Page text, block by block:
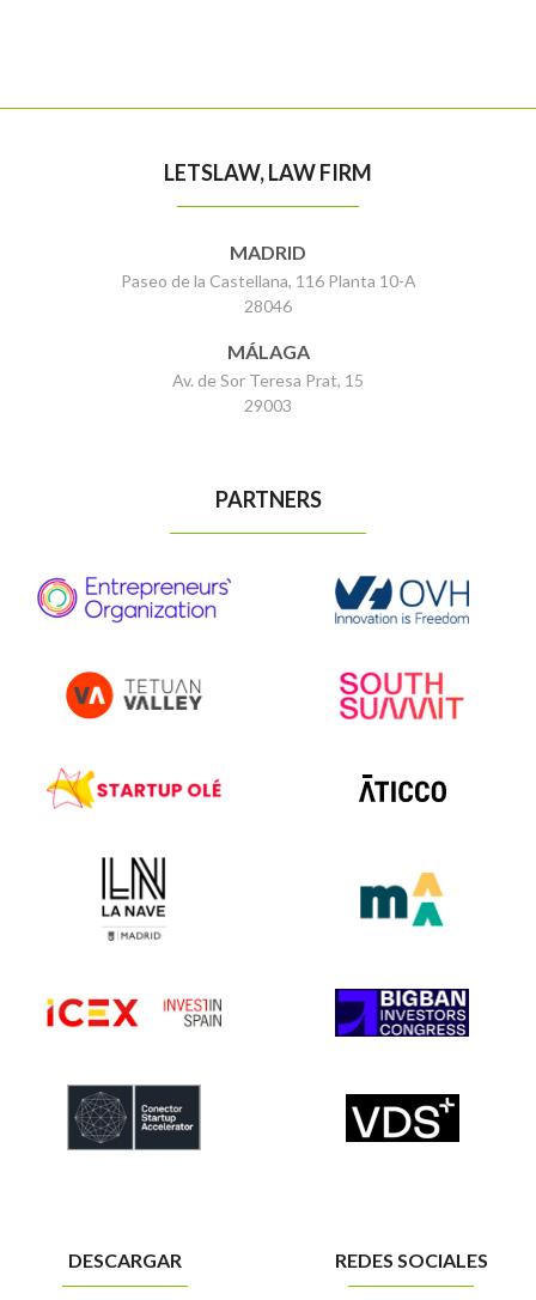
LETSLAW, LAW FIRM
MADRID
Paseo de la Castellana, 116 Planta 10-A
28046
MÁLAGA
Av. de Sor Teresa Prat, 15
29003
PARTNERS
DESCARGAR REDES SOCIALES